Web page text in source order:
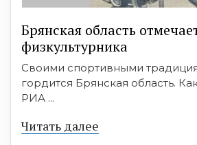
Брянская область
физкультурника
Своими спортивными
гордится Брянская область.
РИА ...
Читать далее